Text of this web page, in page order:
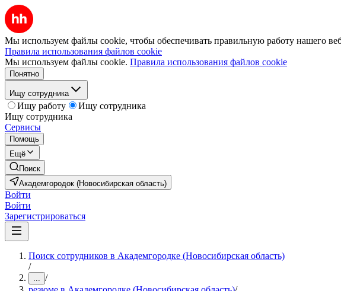
Мы используем файлы cookie, чтобы обеспечивать правильную работу нашего
Правила использования файлов cookie
Мы используем файлы cookie. Правила использования файлов cookie
Понятно
Ищу сотрудника
Ищу работу
Ищу сотрудника
Ищу сотрудника
Сервисы
Помощь
Ещё
Поиск
Академгородок (Новосибирская область)
Войти
Войти
Зарегистрироваться
Поиск сотрудников в Академгородке (Новосибирская область)
/
... /